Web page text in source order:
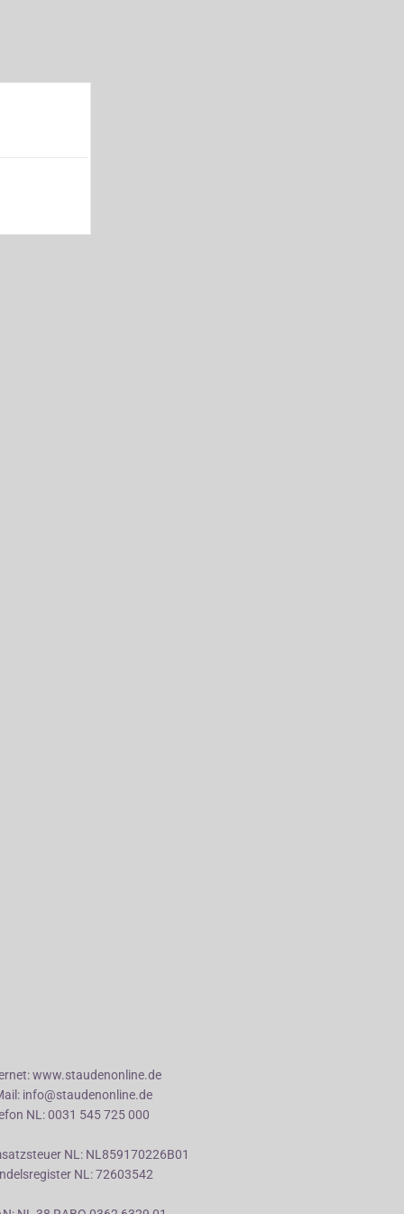
www.staudenonline.de
info@staudenonline.de
NL: 0031 545 725 000
NL: NL859170226B01
NL: 72603542